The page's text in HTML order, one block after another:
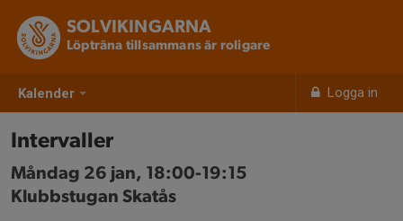
Kalender Logga in
SOLVIKINGARNA
Löpträna tillsammans är roligare
Intervaller
Måndag 26 jan, 18:00-19:15
Klubbstugan Skatås